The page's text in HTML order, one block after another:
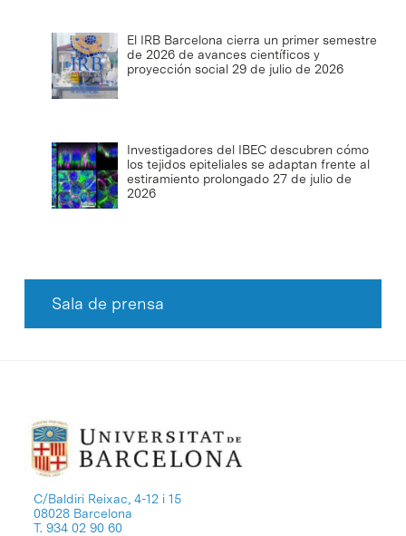
El IRB Barcelona cierra un primer semestre
de 2026 de avances científicos y
proyección social 29 de julio de 2026
Investigadores del IBEC descubren cómo
los tejidos epiteliales se adaptan frente al
estiramiento prolongado 27 de julio de
2026
Sala de prensa
C/Baldiri Reixac, 4-12 i 15
08028 Barcelona
T. 934 02 90 60